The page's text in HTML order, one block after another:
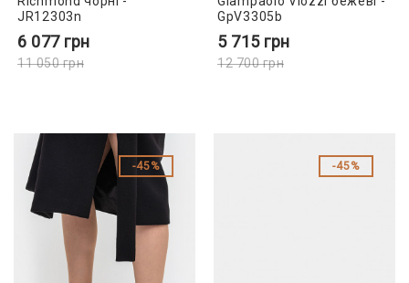
JR12303n
6 077 грн
11 050грн
GpV3305b
5 715 грн
12 700грн
45% 45%